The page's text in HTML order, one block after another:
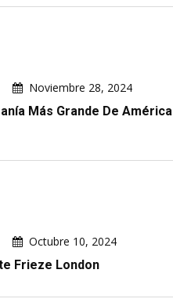
Noviembre 28, 2024
Más Grande De América
Octubre 10, 2024
Frieze London